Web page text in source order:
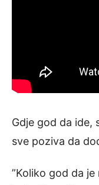
Gdje god da ide,
sve poziva da
”Koliko god da je